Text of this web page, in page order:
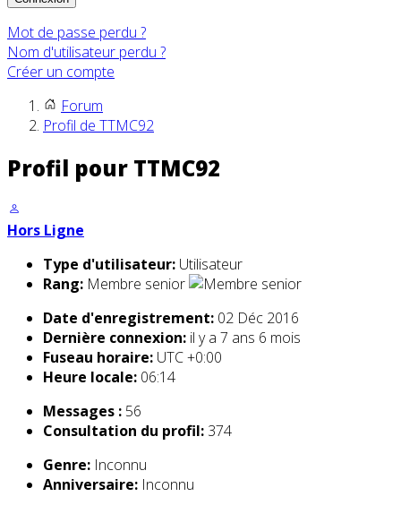
Mot de passe perdu ?
Nom d'utilisateur perdu ?
Créer un compte
Forum
Profil de TTMC92
Profil pour TTMC92
Hors Ligne
Type d'utilisateur: Utilisateur
Rang: Membre senior
Date d'enregistrement: 02 Déc 2016
Dernière connexion: il y a 7 ans 6 mois
Fuseau horaire: UTC +0:00
Heure locale: 06:14
Messages : 56
Consultation du profil: 374
Genre: Inconnu
Anniversaire: Inconnu